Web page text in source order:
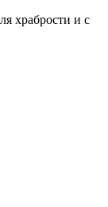
храбрости и с